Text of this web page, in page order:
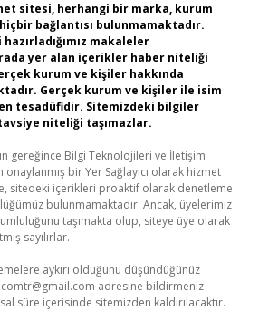
sitesi, herhangi bir marka, kurum
bağlantısı bulunmamaktadır.
makaleler
yer alan içerikler haber niteliği
kurum ve kişiler hakkında
Gerçek kurum ve kişiler ile isim
tesadüfidir. Sitemizdeki bilgiler
niteliği taşımazlar.
gereğince Bilgi Teknolojileri ve İletişim
onaylanmış bir Yer Sağlayıcı olarak hizmet
sitedeki içerikleri proaktif olarak denetleme
bulunmamaktadır. Ancak, üyelerimiz
taşımakta olup, siteye üye olarak
sayılırlar.
aykırı olduğunu düşündüğünüz
adresine bildirmeniz
süre içerisinde sitemizden kaldırılacaktır.